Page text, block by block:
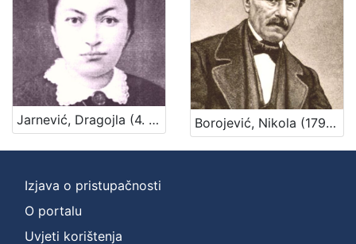
Jarnević, Dragojla (4. 01. 1812 – 12. 03. 1875) Borojević, Nikola (1796 – 23. 2. 1872.)
Izjava o pristupačnosti
O portalu
Uvjeti korištenja